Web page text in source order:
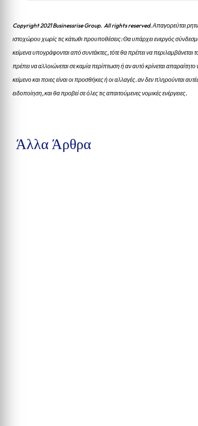
Copyright 2021 Businessrise Group. All rights reserved. Απαγορεύται
ιστοχώρου χωρίς τις κάτωθι προυποθέσεις: Θα υπάρχει ενεργός
κείμενα υπογράφονται από συντάκτες, τότε θα πρέπει να
πρέπει να αλλοιώνεται σε καμία περίπτωση ή αν αυτό κρίνεται
κείμενο και ποιες είναι οι προσθήκες ή οι αλλαγές. αν δεν πληρούνται
ειδοποίηση, και θα προβεί σε όλες τις απαιτούμενες νομικές ενέργειες.
Άλλα Άρθρα